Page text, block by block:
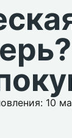
10